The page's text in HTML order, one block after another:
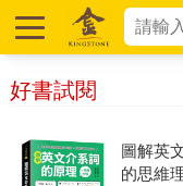
好書試閱
圖解英
的思維